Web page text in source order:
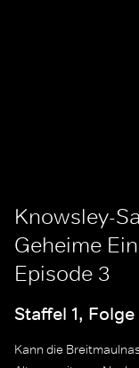
Knowsley-
Geheime
Episode 3
Staffel 1, Folge
Kann die